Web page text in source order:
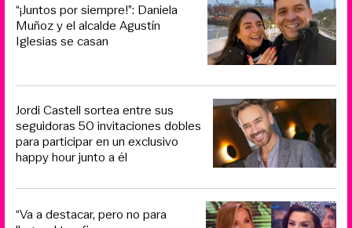
“¡Juntos por siempre!”: Daniela
Muñoz y el alcalde Agustín
Iglesias se casan
Jordi Castell sortea entre sus
seguidoras 50 invitaciones dobles
para participar en un exclusivo
happy hour junto a él
“Va a destacar, pero no para